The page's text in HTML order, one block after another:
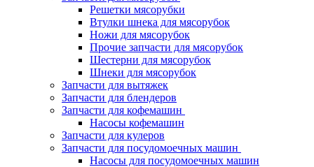
Решетки мясорубки
Втулки шнека для мясорубок
Ножи для мясорубок
Прочие запчасти для мясорубок
Шестерни для мясорубок
Шнеки для мясорубок
Запчасти для вытяжек
Запчасти для блендеров
Запчасти для кофемашин
Насосы кофемашин
Запчасти для кулеров
Запчасти для посудомоечных машин
Насосы для посудомоечных машин